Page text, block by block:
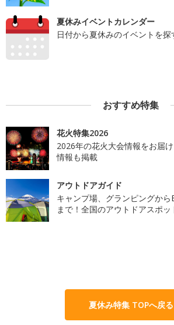
夏休みイベントカレンダー
日付から夏休みのイベントを探
おすすめ特集
花火特集2026
2026年の花火大会情報をお届
情報も掲載
アウトドアガイド
キャンプ場、グランピングか
まで！全国のアウトドアスポッ
夏休み特集 TOPへ戻る